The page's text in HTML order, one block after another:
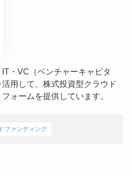
・VC（ベンチャーキャピタ
用して、株式投資型クラウド
ォームを提供しています。
ファンディング